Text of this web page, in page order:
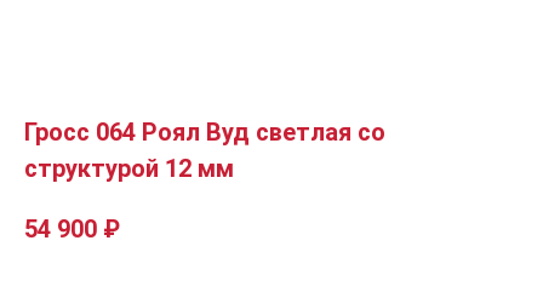
Гросс 064 Роял Вуд светлая со
структурой 12 мм
54 900 ₽